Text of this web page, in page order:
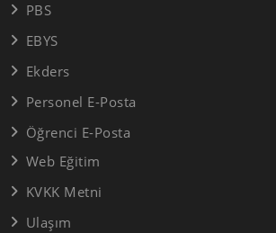
PBS
EBYS
Ekders
Personel E-Posta
Öğrenci E-Posta
Web Eğitim
KVKK Metni
Ulaşım